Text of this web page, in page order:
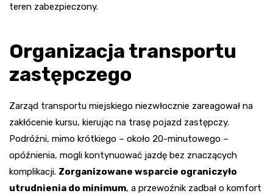
teren zabezpieczony.
Organizacja transportu
zastępczego
Zarząd transportu miejskiego niezwłocznie zareagował na
zakłócenie kursu, kierując na trasę pojazd zastępczy.
Podróżni, mimo krótkiego – około 20-minutowego –
opóźnienia, mogli kontynuować jazdę bez znaczących
komplikacji. Zorganizowane wsparcie ograniczyło
utrudnienia do minimum, a przewoźnik zadbał o komfort